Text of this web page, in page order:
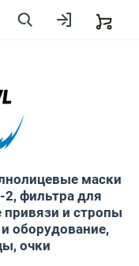
маски
фильтра для
и стропы
оборудование,
очки